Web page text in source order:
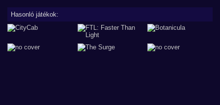
Hasonló játékok: